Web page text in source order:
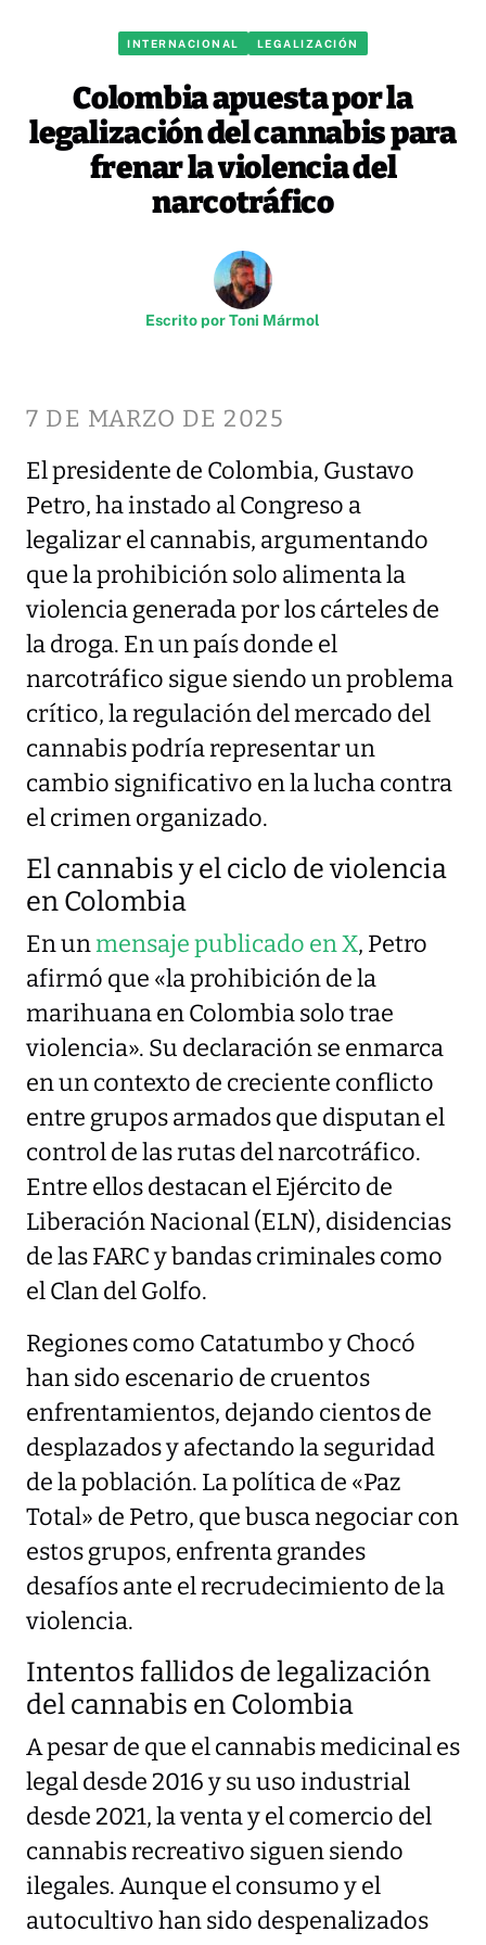
INTERNACIONAL LEGALIZACIÓN
Colombia apuesta por la
legalización del cannabis para
frenar la violencia del
narcotráfico
Escrito porToni Mármol
7 DE MARZO DE 2025
El presidente de Colombia, Gustavo
Petro, ha instado al Congreso a
legalizar el cannabis, argumentando
que la prohibición solo alimenta la
violencia generada por los cárteles de
la droga. En un país donde el
narcotráfico sigue siendo un problema
crítico, la regulación del mercado del
cannabis podría representar un
cambio significativo en la lucha contra
el crimen organizado.
El cannabis y el ciclo de violencia
en Colombia
En unmensaje publicado en X, Petro
afirmó que «la prohibición de la
marihuana en Colombia solo trae
violencia». Su declaración se enmarca
en un contexto de creciente conflicto
entre grupos armados que disputan el
control de las rutas del narcotráfico.
Entre ellos destacan el Ejército de
Liberación Nacional (ELN), disidencias
de las FARC y bandas criminales como
el Clan del Golfo.
Regiones como Catatumbo y Chocó
han sido escenario de cruentos
enfrentamientos, dejando cientos de
desplazados y afectando la seguridad
de la población. La política de «Paz
Total» de Petro, que busca negociar con
estos grupos, enfrenta grandes
desafíos ante el recrudecimiento de la
violencia.
Intentos fallidos de legalización
del cannabis en Colombia
A pesar de que el cannabis medicinal es
legal desde 2016 y su uso industrial
desde 2021, la venta y el comercio del
cannabis recreativo siguen siendo
ilegales. Aunque el consumo y el
autocultivo han sido despenalizados